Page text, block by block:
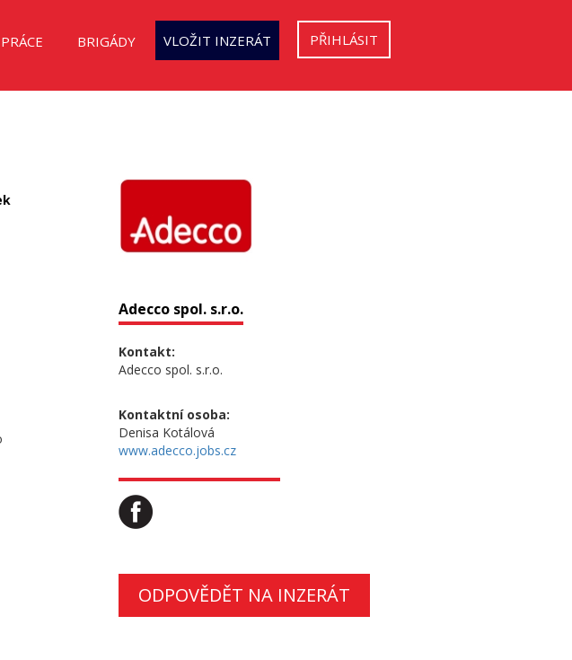
BRIGÁDY VLOŽIT INZERÁT PŘIHLÁSIT
Adecco spol. s.r.o.
Kontakt:
Adecco spol. s.r.o.
Kontaktní osoba:
Denisa Kotálová
www.adecco.jobs.cz
ODPOVĚDĚT NA INZERÁT